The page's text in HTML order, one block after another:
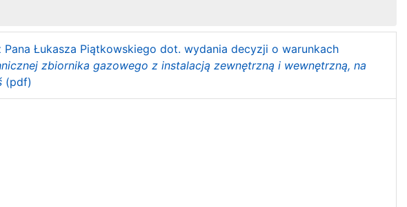
Łukasza Piątkowskiego dot. wydania decyzji o warunkach
zbiornika gazowego z instalacją zewnętrzną i wewnętrzną, na
(pdf)